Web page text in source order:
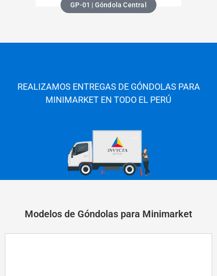
GP-01 | Góndola Central
REALIZAMOS ENTREGAS DE GÓNDOLAS PARA
MINIMARKET EN TODO EL PERÚ
Modelos de Góndolas para Minimarket